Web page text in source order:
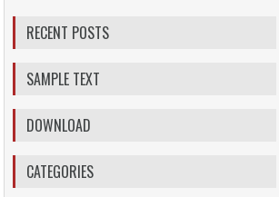
RECENT POSTS
SAMPLE TEXT
DOWNLOAD
CATEGORIES